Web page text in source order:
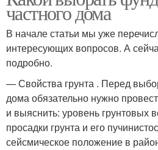
частного дома
В начале статьи мы уже
интересующих вопросов. А
подробно.
— Свойства грунта . Перед
дома обязательно нужно
и выяснить: уровень грунтовых
просадки грунта и его
сейсмическое положение в